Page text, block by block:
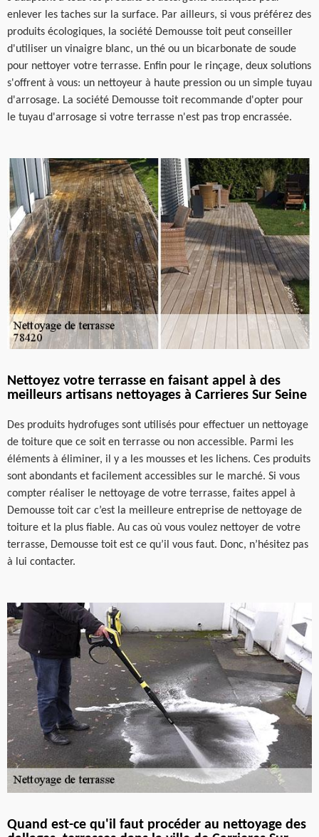
enlever les taches sur la surface. Par ailleurs, si vous préférez des
produits écologiques, la société Demousse toit peut conseiller
d'utiliser un vinaigre blanc, un thé ou un bicarbonate de soude
pour nettoyer votre terrasse. Enfin pour le rinçage, deux solutions
s'offrent à vous: un nettoyeur à haute pression ou un simple tuyau
d'arrosage. La société Demousse toit recommande d'opter pour
le tuyau d'arrosage si votre terrasse n'est pas trop encrassée.
Nettoyez votre terrasse en faisant appel à des
meilleurs artisans nettoyages à Carrieres Sur Seine
Des produits hydrofuges sont utilisés pour effectuer un nettoyage
de toiture que ce soit en terrasse ou non accessible. Parmi les
éléments à éliminer, il y a les mousses et les lichens. Ces produits
sont abondants et facilement accessibles sur le marché. Si vous
compter réaliser le nettoyage de votre terrasse, faites appel à
Demousse toit car c’est la meilleure entreprise de nettoyage de
toiture et la plus fiable. Au cas où vous voulez nettoyer de votre
terrasse, Demousse toit est ce qu’il vous faut. Donc, n’hésitez pas
à lui contacter.
Quand est-ce qu'il faut procéder au nettoyage des